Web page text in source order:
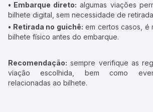
• Embarque direto: algumas viações
bilhete digital, sem necessidade de
• Retirada no guichê: em certos casos, é
bilhete físico antes do embarque.
Recomendação: sempre verifique as
viação escolhida, bem como
relacionadas ao bilhete.